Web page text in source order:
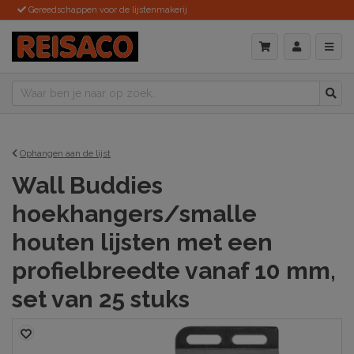
Gereedschappen voor de lijstenmakerij
Ophangen aan de lijst
Wall Buddies
hoekhangers/smalle
houten lijsten met een
profielbreedte vanaf 10 mm,
set van 25 stuks